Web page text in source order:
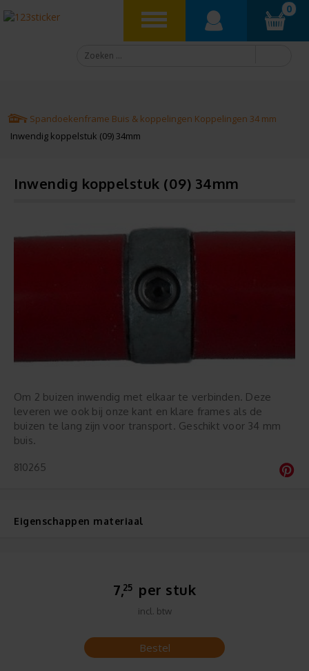
0
Spandoekenframe Buis & koppelingen Koppelingen 34 mm
Inwendig koppelstuk (09) 34mm
Inwendig koppelstuk (09) 34mm
Om 2 buizen inwendig met elkaar te verbinden. Deze
leveren we ook bij onze kant en klare frames als de
buizen te lang zijn voor transport. Geschikt voor 34 mm
buis.
810265
Eigenschappen materiaal
7,25 per stuk
incl. btw
Bestel